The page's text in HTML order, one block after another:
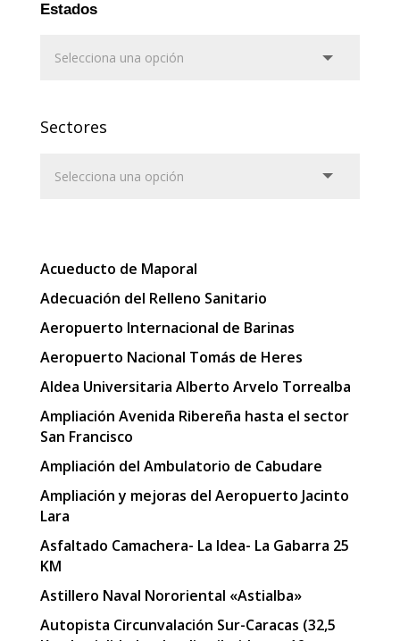
Estados
Sectores
Acueducto de Maporal
Adecuación del Relleno Sanitario
Aeropuerto Internacional de Barinas
Aeropuerto Nacional Tomás de Heres
Aldea Universitaria Alberto Arvelo Torrealba
Ampliación Avenida Ribereña hasta el sector
San Francisco
Ampliación del Ambulatorio de Cabudare
Ampliación y mejoras del Aeropuerto Jacinto
Lara
Asfaltado Camachera- La Idea- La Gabarra 25
KM
Astillero Naval Nororiental «Astialba»
Autopista Circunvalación Sur-Caracas (32,5